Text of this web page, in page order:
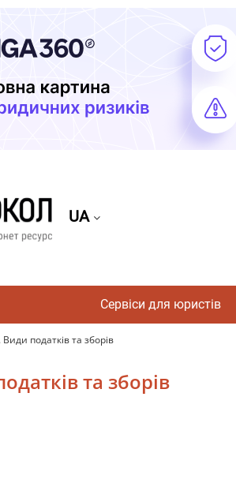
UA
Сервіси для юристів
податків та зборів
та зборів